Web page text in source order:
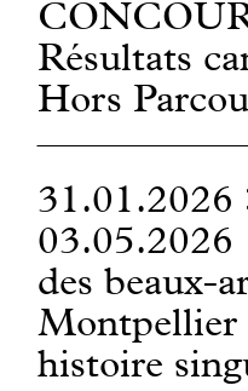
Résultats
Hors
31.01.2026
des beaux-
Montpellier
histoire